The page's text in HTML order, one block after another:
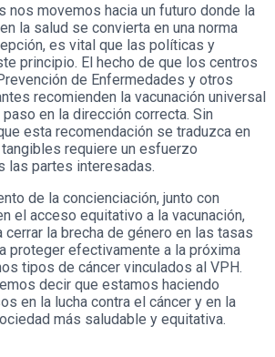
nos movemos hacia un futuro donde la
la salud se convierta en una norma
es vital que las políticas y
principio. El hecho de que los centros
de Enfermedades y otros
recomienden la vacunación universal
en la dirección correcta. Sin
esta recomendación se traduzca en
requiere un esfuerzo
las partes interesadas.
de la concienciación, junto con
el acceso equitativo a la vacunación,
la brecha de género en las tasas
proteger efectivamente a la próxima
tipos de cáncer vinculados al VPH.
decir que estamos haciendo
en la lucha contra el cáncer y en la
más saludable y equitativa.